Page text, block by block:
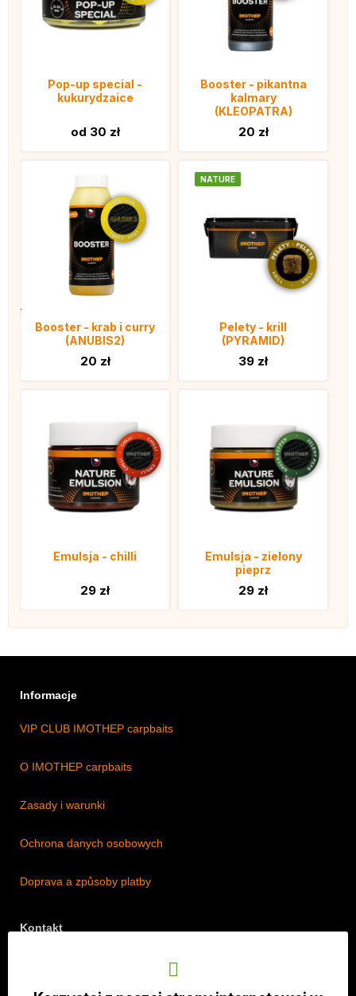
Pop-up special -
kukurydzaice
od 30 zł
Booster - pikantna
kalmary
(KLEOPATRA)
20 zł
Booster - krab i curry
(ANUBIS2)
20 zł
NATURE
Pelety - krill
(PYRAMID)
39 zł
Emulsja - chilli
29 zł
Emulsja - zielony
pieprz
29 zł
Informacje
VIP CLUB IMOTHEP carpbaits
O IMOTHEP carpbaits
Zasady i warunki
Ochrona danych osobowych
Doprava a způsoby platby
Kontakt